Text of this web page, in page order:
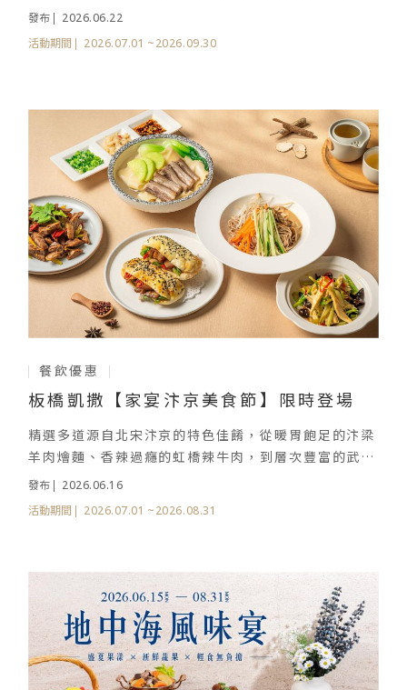
流，皆能滿足不同活動需求，打造兼具質感與效率的精
發布 2026.06.22
活動期間 2026.07.01 ~2026.09.30
餐飲優惠
板橋凱撒【家宴汴京美食節】限時登場
精選多道源自北宋汴京的特色佳餚，從暖胃飽足的汴梁
羊肉燴麵、香辣過癮的虹橋辣牛肉，到層次豐富的武大
郎燒餅、市井麻醬涼麵與汴京金絲腐竹，重現繁華都城
發布 2026.06.16
活動期間 2026.07.01 ~2026.08.31